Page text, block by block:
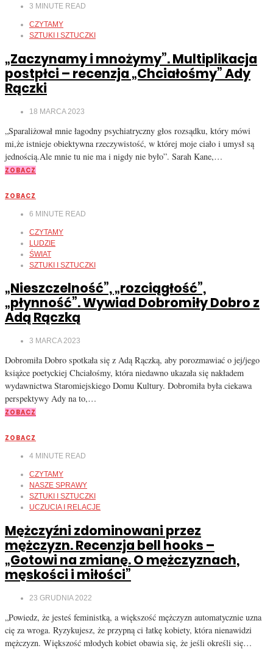
3 MINUTE READ
CZYTAMY
SZTUKI I SZTUCZKI
„Zaczynamy i mnożymy”. Multiplikacja
postpłci – recenzja „Chciałośmy” Ady
Rączki
18 MARCA 2023
„Sparaliżował mnie łagodny psychiatryczny głos rozsądku, który mówi
mi,że istnieje obiektywna rzeczywistość, w której moje ciało i umysł są
jednością.Ale mnie tu nie ma i nigdy nie było”. Sarah Kane,…
ZOBACZ
ZOBACZ
6 MINUTE READ
CZYTAMY
LUDZIE
ŚWIAT
SZTUKI I SZTUCZKI
„Nieszczelność”, „rozciągłość”,
„płynność”. Wywiad Dobromiły Dobro z
Adą Rączką
3 MARCA 2023
Dobromiła Dobro spotkała się z Adą Rączką, aby porozmawiać o jej/jego
książce poetyckiej Chciałośmy, która niedawno ukazała się nakładem
wydawnictwa Staromiejskiego Domu Kultury. Dobromiła była ciekawa
perspektywy Ady na to,…
ZOBACZ
ZOBACZ
4 MINUTE READ
CZYTAMY
NASZE SPRAWY
SZTUKI I SZTUCZKI
UCZUCIA I RELACJE
Mężczyźni zdominowani przez
mężczyzn. Recenzja bell hooks –
„Gotowi na zmianę. O mężczyznach,
męskości i miłości”
23 GRUDNIA 2022
„Powiedz, że jesteś feministką, a większość mężczyzn automatycznie uzna
cię za wroga. Ryzykujesz, że przypną ci łatkę kobiety, która nienawidzi
mężczyzn. Większość młodych kobiet obawia się, że jeśli określi się…